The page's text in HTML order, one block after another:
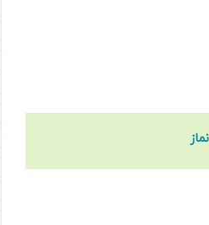
استفاده